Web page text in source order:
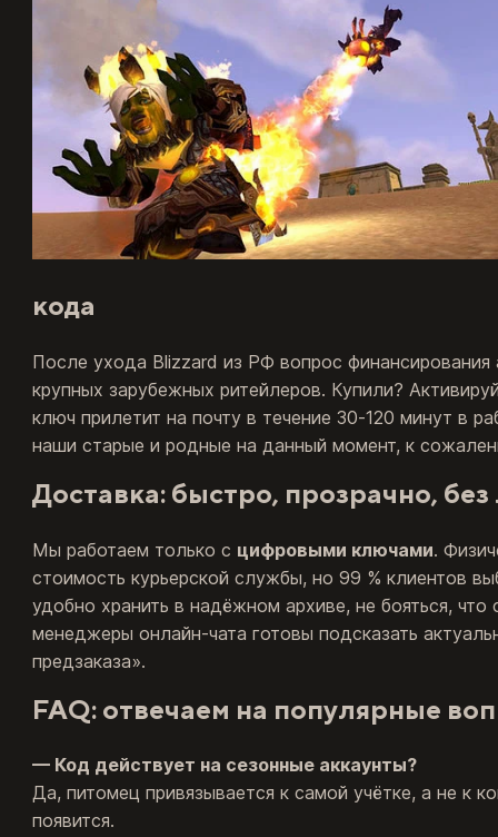
кода
После ухода Blizzard из РФ вопрос
крупных зарубежных ритейлеров. Купили?
ключ прилетит на почту в течение 30‑120 минут в
наши старые и родные на данный момент, к
Доставка: быстро, прозрачно,
Мы работаем только с цифровыми ключами.
стоимость курьерской службы, но 99 % клиентов
удобно хранить в надёжном архиве, не бояться,
менеджеры онлайн‑чата готовы подсказать
предзаказа».
FAQ: отвечаем на популярные
— Код действует на сезонные аккаунты?
Да, питомец привязывается к самой учётке, а не к
появится.